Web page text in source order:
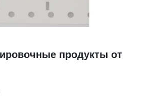
продукты от